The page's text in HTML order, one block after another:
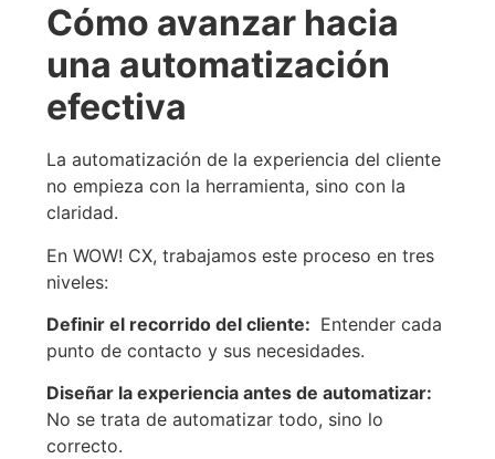
Cómo avanzar hacia
una automatización
efectiva
La automatización de la experiencia del cliente
no empieza con la herramienta, sino con la
claridad.
En WOW! CX, trabajamos este proceso en tres
niveles:
Definir el recorrido del cliente: Entender cada
punto de contacto y sus necesidades.
Diseñar la experiencia antes de automatizar:
No se trata de automatizar todo, sino lo
correcto.